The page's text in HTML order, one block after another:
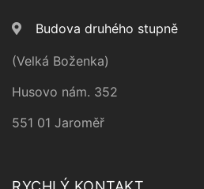
Budova druhého stupně
(Velká Boženka)
Husovo nám. 352
551 01 Jaroměř